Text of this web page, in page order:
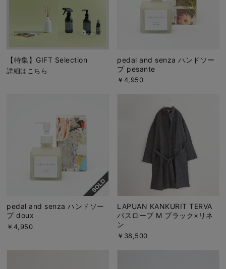
【特集】GIFT Selection
詳細はこちら
pedal and senza ハンドソー
プ pesante
￥4,950
pedal and senza ハンドソー
プ doux
￥4,950
LAPUAN KANKURIT TERVA
バスローブ M ブラック×リネ
ン
￥38,500